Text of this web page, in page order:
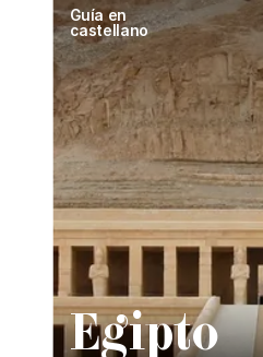
Guía en
castellano
Egipto